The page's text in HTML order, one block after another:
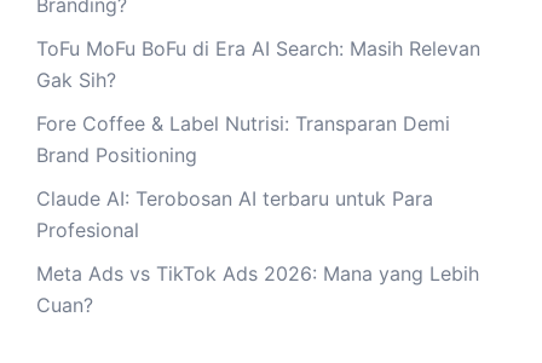
Branding?
ToFu MoFu BoFu di Era AI Search: Masih Relevan
Gak Sih?
Fore Coffee & Label Nutrisi: Transparan Demi
Brand Positioning
Claude AI: Terobosan AI terbaru untuk Para
Profesional
Meta Ads vs TikTok Ads 2026: Mana yang Lebih
Cuan?